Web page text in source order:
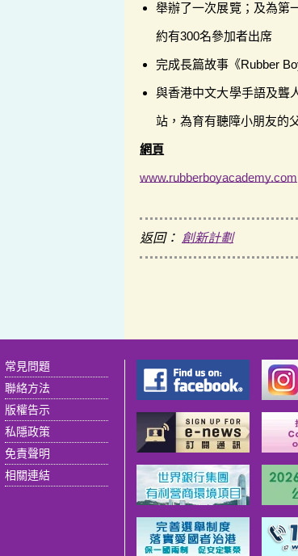
舉辦了一次展覽；及為第
約有300名參加者出席
完成長篇故事《Rubber
與香港中文大學手語及聾
站，為育有聽障小朋友的
網頁
www.rubberboyacademy.com
返回： 創新計劃
常見問題
聯絡方法
版權告示
私隱政策
免責聲明
相關連結